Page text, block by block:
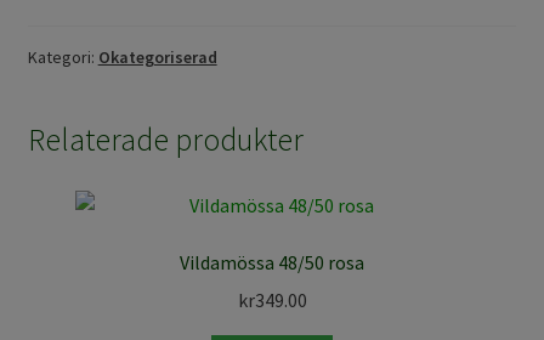
Kategori: Okategoriserad
Relaterade produkter
Vildamössa 48/50 rosa
kr349.00